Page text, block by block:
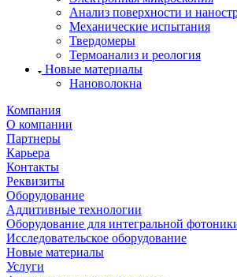
Анализ поверхности и
Механические испытания
Твердомеры
Термоанализ и реология
Новые материалы
Нановолокна
Компания
О компании
Партнеры
Карьера
Контакты
Реквизиты
Оборудование
Аддитивные технологии
Оборудование для интегральной
Исследовательское оборудование
Новые материалы
Услуги